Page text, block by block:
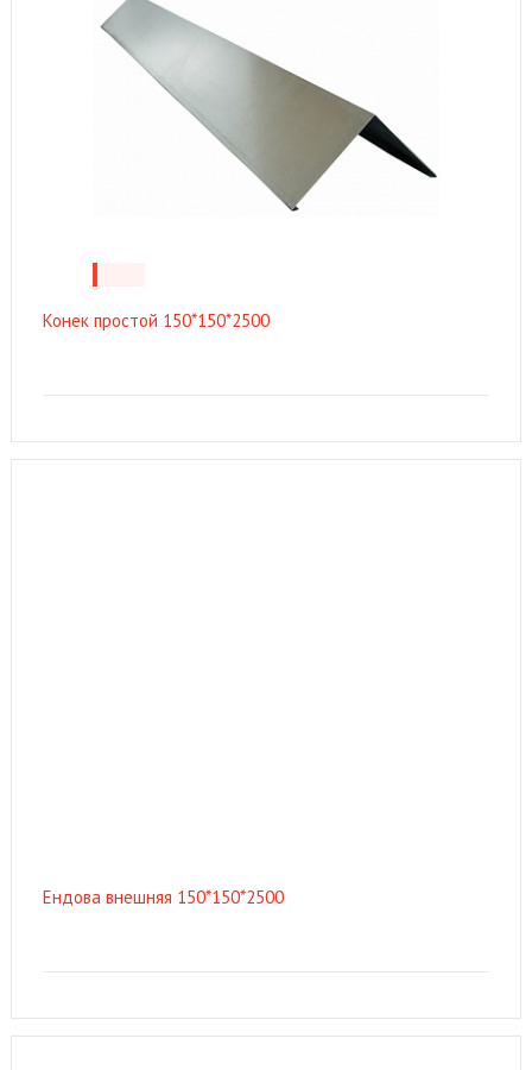
Конек простой 150*150*2500
Ендова внешняя 150*150*2500